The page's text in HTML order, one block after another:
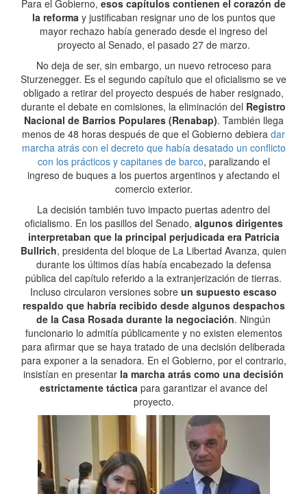
Para el Gobierno, esos capítulos contienen el corazón de
la reforma y justificaban resignar uno de los puntos que
mayor rechazo había generado desde el ingreso del
proyecto al Senado, el pasado 27 de marzo.
No deja de ser, sin embargo, un nuevo retroceso para
Sturzenegger. Es el segundo capítulo que el oficialismo se ve
obligado a retirar del proyecto después de haber resignado,
durante el debate en comisiones, la eliminación del Registro
Nacional de Barrios Populares (Renabap). También llega
menos de 48 horas después de que el Gobierno debiera dar
marcha atrás con el decreto que había desatado un conflicto
con los prácticos y capitanes de barco, paralizando el
ingreso de buques a los puertos argentinos y afectando el
comercio exterior.
La decisión también tuvo impacto puertas adentro del
oficialismo. En los pasillos del Senado, algunos dirigentes
interpretaban que la principal perjudicada era Patricia
Bullrich, presidenta del bloque de La Libertad Avanza, quien
durante los últimos días había encabezado la defensa
pública del capítulo referido a la extranjerización de tierras.
Incluso circularon versiones sobre un supuesto escaso
respaldo que habría recibido desde algunos despachos
de la Casa Rosada durante la negociación. Ningún
funcionario lo admitía públicamente y no existen elementos
para afirmar que se haya tratado de una decisión deliberada
para exponer a la senadora. En el Gobierno, por el contrario,
insistían en presentar la marcha atrás como una decisión
estrictamente táctica para garantizar el avance del
proyecto.